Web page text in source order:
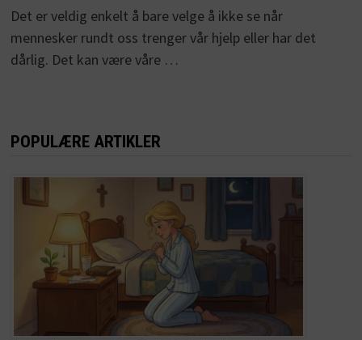
Det er veldig enkelt å bare velge å ikke se når
mennesker rundt oss trenger vår hjelp eller har det
dårlig. Det kan være våre …
POPULÆRE ARTIKLER